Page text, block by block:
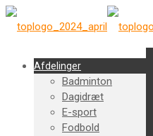
Afdelinger
Badminton
Dagidræt
E-sport
Fodbold